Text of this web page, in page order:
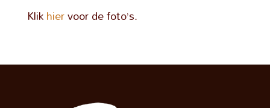
Klikhiervoor de foto’s.